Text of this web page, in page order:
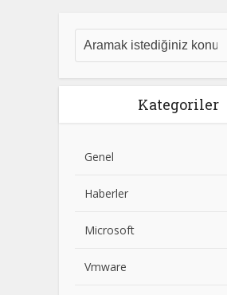
Kategoriler
Genel
Haberler
Microsoft
Vmware